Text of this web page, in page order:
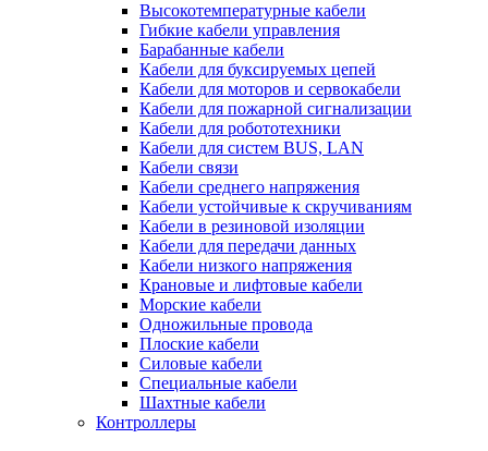
Высокотемпературные кабели
Гибкие кабели управления
Барабанные кабели
Кабели для буксируемых цепей
Кабели для моторов и сервокабели
Кабели для пожарной сигнализации
Кабели для робототехники
Кабели для систем BUS, LAN
Кабели связи
Кабели среднего напряжения
Кабели устойчивые к скручиваниям
Кабели в резиновой изоляции
Кабели для передачи данных
Кабели низкого напряжения
Крановые и лифтовые кабели
Морские кабели
Одножильные провода
Плоские кабели
Силовые кабели
Специальные кабели
Шахтные кабели
Контроллеры